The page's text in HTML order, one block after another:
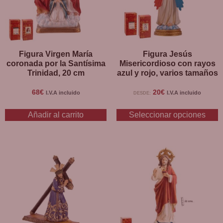
prometido en el Antiguo Testamento. La entrada de Jesús en
Jerusalén también fue un punto de inflexión en su
ministerio, ya que fue el comienzo de los eventos que
llevarían a su crucifixión y resurrección.
La figura de Jesús está elaborada en resina y ha sido
un pequeño pollino, lo que indica humildad y sencillez,
valores que fueron importantes en su vida y enseñanzas.
Con la mano derecha levantada, Jesús hace el gesto de
bendición, una señal de su poder divino y de su amor por
todos los seres humanos. La mano izquierda sostiene una
palma, un símbolo de victoria y triunfo, que se relaciona con
el triunfo de Jesús sobre la muerte y el pecado.
Figura Virgen María
coronada por la Santísima
Trinidad, 20 cm
68€ I.V.A incluido
Añadir al carrito
Figura Jesús
Misericordioso con rayos
azul y rojo, varios tamaños
DESDE: 20€ I.V.A incluido
Seleccionar opciones